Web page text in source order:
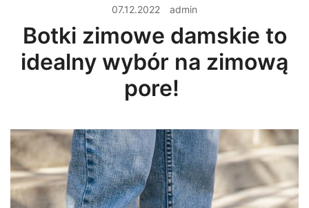
07.12.2022 admin
Botki zimowe damskie to
idealny wybór na zimową
pore!